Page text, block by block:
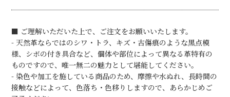
■ ご理解いただいた上で、ご注文をお願いいたします。
- 天然革ならではのシワ・トラ、キズ・古傷痕のような黒点模
様、シボの付き具合など、個体や部位によって異なる革特有の
ものですので、唯一無二の魅力として堪能してください。
- 染色や加工を施している商品のため、摩擦や水ぬれ、長時間の
接触などによって、色落ち・色移りしますので、あらかじめご